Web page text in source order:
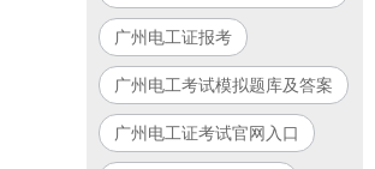
广州电工证报考
广州电工考试模拟题库及答案
广州电工证考试官网入口